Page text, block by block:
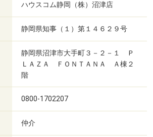
ハウスコム静岡（株）沼津店
静岡県知事（１）第１４６２９号
静岡県沼津市大手町３－２－１ Ｐ
ＬＡＺＡ ＦＯＮＴＡＮＡ Ａ棟２
階
0800-1702207
仲介